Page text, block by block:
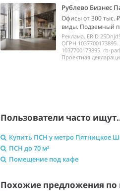
Рублево Бизнес
Офисы от 300 тыс.
виды. Подземный
Реклама. ERID
ОГРН
1037700173895. rb-
Проектная
Пользователи часто
Купить ПСН у метро Пятницкое
ПСН до 70 м²
Помещение под кафе
Похожие предложения по